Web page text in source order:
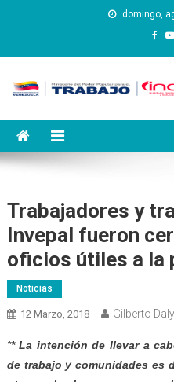
domingo,
Instituto
Trabajadores y
Invepal fueron
oficios útiles a la
Noticias
12 Marzo, 2018 Gilberto Daly
** La intención de llevar a
de trabajo y comunidades es